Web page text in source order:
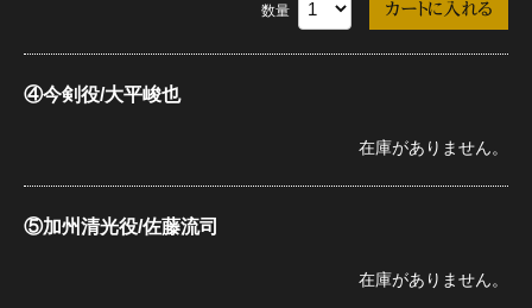
数量
④今剣役/大平峻也
在庫がありません。
⑤加州清光役/佐藤流司
在庫がありません。